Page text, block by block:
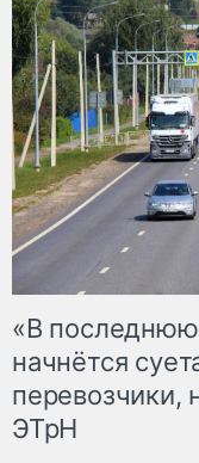
«В
начнётся
перевозчики,
ЭТрН